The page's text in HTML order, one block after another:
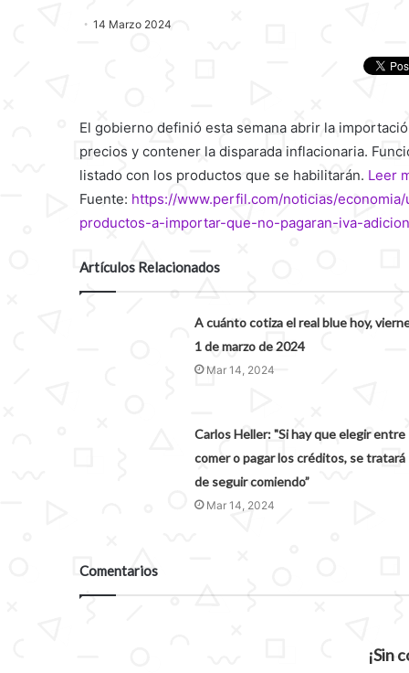
14 Marzo 2024
El gobierno definió esta semana abrir la
precios y contener la disparada inflacionaria.
listado con los productos que se habilitarán. Leer
Fuente: https://www.perfil.com/noticias/
productos-a-importar-que-no-pagaran-iva-
Artículos Relacionados
A cuánto cotiza el real blue hoy,
1 de marzo de 2024
Mar 14, 2024
Carlos Heller: "Si hay que elegir entre
comer o pagar los créditos, se tratará
de seguir comiendo”
Mar 14, 2024
Comentarios
¡Sin